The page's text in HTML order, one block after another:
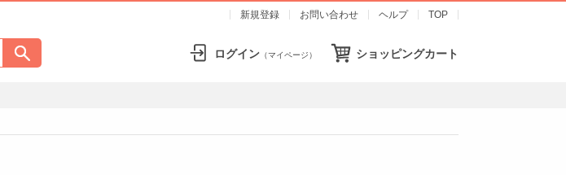
新規登録 お問い合わせ ヘルプ TOP
ショッピングカート
ログイン （マイページ）